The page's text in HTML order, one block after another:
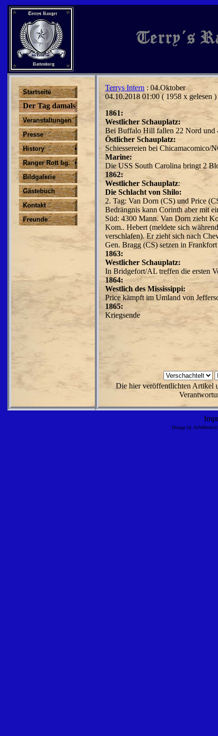
Startseite
Der Tag damals
Veranstaltungen
Presse
History
Ranger Rott bg.
Bildgalerie
Gästebuch
Kontakt
Freunde
Terrys Intern : 04.Oktober
04.10.2018 01:00 ( 1958 x gelesen )
1861:
Westlicher Schauplatz:
Bei Buffalo Hill fallen 22 Nord und
Östlicher Schauplatz:
Schiessereien bei Chicamacomico/
Marine:
Die USS South Carolina bringt 2
1862:
Westlicher Schauplatz:
Die Schlacht von Shilo:
2. Tag: Van Dorn (CS) und Price
Bedrängnis kann Corinth aber mit
Süd: 4300 Mann. Van Dorn zieht
Kom.. Hebert (meldete sich
verschlafen). Er zieht sich nach
Gen. Bragg (CS) setzen in
1863:
Westlicher Schauplatz:
In Bridgefort/AL treffen die ersten
1864:
Westlich des Mississippi:
Price kämpft im Umland von
1865:
Kriegsende
Die hier veröffentlichten Artikel
Design by